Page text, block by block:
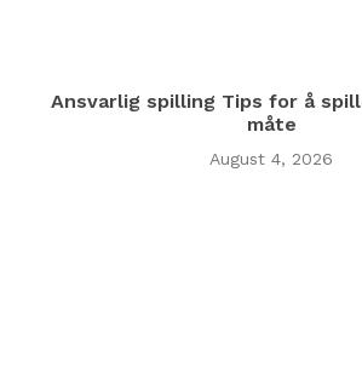
Ansvarlig spilling Tips for å
måte
August 4, 2026